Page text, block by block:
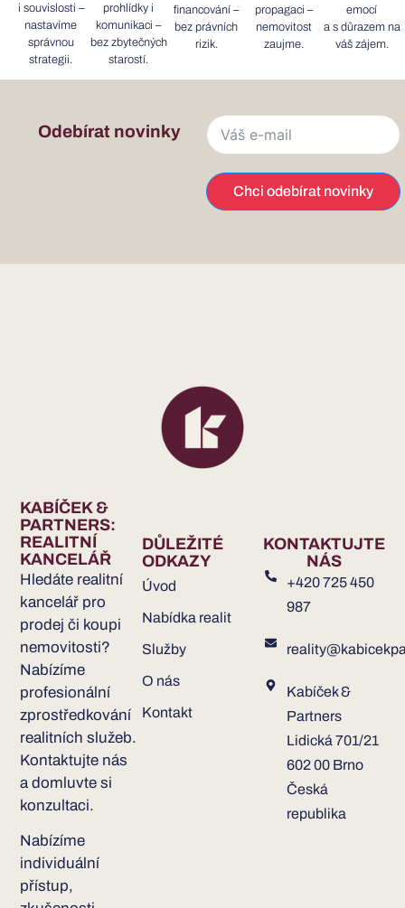
i souvislosti –
nastavíme
správnou
strategii.
prohlídky i
komunikaci –
bez zbytečných
starostí.
financování –
bez právních
rizik.
propagaci –
nemovitost
zaujme.
emocí
a s důrazem na
váš zájem.
Odebírat novinky
Chci odebírat novinky
KABÍČEK &
PARTNERS:
REALITNÍ
KANCELÁŘ
Hledáte realitní
kancelář pro
prodej či koupi
nemovitosti?
Nabízíme
profesionální
zprostředkování
realitních služeb.
Kontaktujte nás
a domluvte si
konzultaci.
Nabízíme
individuální
přístup,
DŮLEŽITÉ
ODKAZY
Úvod
Nabídka realit
Služby
O nás
Kontakt
KONTAKTUJTE
NÁS
+420 725 450
987
Kabíček &
Partners
Lidická 701/21
602 00 Brno
Česká
republika